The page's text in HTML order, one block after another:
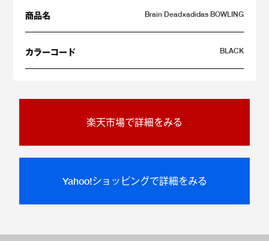
商品名 Brain Dead×adidas BOWLING
カラーコード BLACK
楽天市場で詳細をみる
Yahoo!ショッピングで詳細をみる